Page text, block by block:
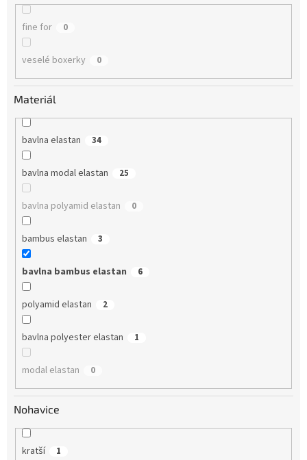
fine for 0
veselé boxerky 0
Materiál
bavlna elastan 34
bavlna modal elastan 25
bavlna polyamid elastan 0
bambus elastan 3
bavlna bambus elastan 6
polyamid elastan 2
bavlna polyester elastan 1
modal elastan 0
Nohavice
kratší 1